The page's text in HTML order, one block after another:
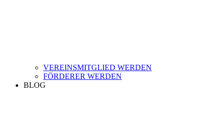
VEREINSMITGLIED WERDEN
FÖRDERER WERDEN
BLOG